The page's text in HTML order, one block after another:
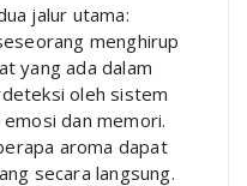
jalur utama:
menghirup
yang ada dalam
oleh sistem
dan memori.
aroma dapat
secara langsung.